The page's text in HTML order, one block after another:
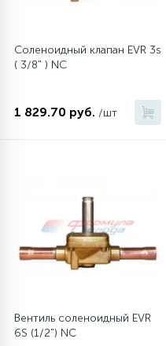
Сливные фильтры
Суппорты (ступицы)
Таходатчики
Соленоидный клапан EVR 3s
( 3/8" ) NC
1 829.70 руб. /шт
Вентиль соленоидный EVR
6S (1/2") NC